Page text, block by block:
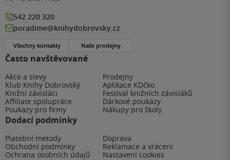
Často navštěvované
Akce a slevy
Prodejny
Klub Knihy Dobrovský
Aplikace KDčko
Knižní závisláci
Festival knižních závisláků
Affiliate spolupráce
Dárkové poukazy
Poukazy pro firmy
Nákupy pro školy
Dodací podmínky
Platební metody
Doprava
Obchodní podmínky
Reklamace a vrácení
Ochrana osobních údajů
Nastavení cookies
542 220 320
poradime@knihydobrovsky.cz
Všechny kontakty Naše prodejny